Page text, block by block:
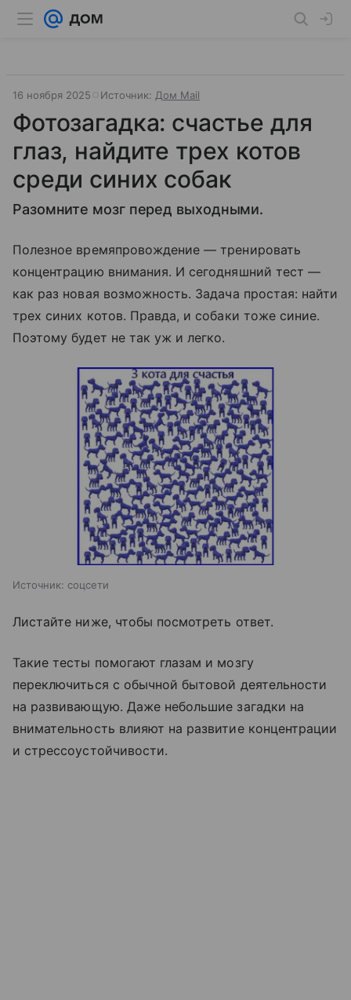
16 ноября 2025 Источник: Дом Mail
Фотозагадка: счастье для
глаз, найдите трех котов
среди синих собак
Разомните мозг перед выходными.
Полезное времяпровождение — тренировать
концентрацию внимания. И сегодняшний тест —
как раз новая возможность. Задача простая: найти
трех синих котов. Правда, и собаки тоже синие.
Поэтому будет не так уж и легко.
Источник: соцсети
Листайте ниже, чтобы посмотреть ответ.
Такие тесты помогают глазам и мозгу
переключиться с обычной бытовой деятельности
на развивающую. Даже небольшие загадки на
внимательность влияют на развитие концентрации
и стрессоустойчивости.